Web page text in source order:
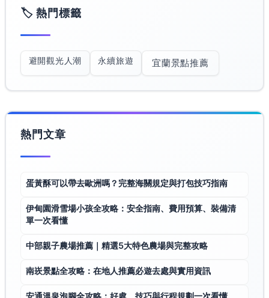
🏷️ 熱門標籤
避開觀光人潮 永續旅遊 宜蘭景點推薦
熱門文章
蛋黃酥可以帶去歐洲嗎？完整海關規定與打包技巧指南
伊甸園滑雪場小孩全攻略：安全指南、費用預算、裝備清
單一次看懂
中部親子農場推薦｜精選5大特色農場與完整攻略
南崁景點全攻略：在地人推薦必遊去處與實用資訊
安通溫泉泡腳全攻略：好處、技巧與行程規劃一次看懂